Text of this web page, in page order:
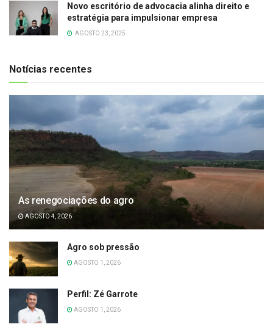
Novo escritório de advocacia alinha direito e
estratégia para impulsionar empresa
AGOSTO 23, 2025
Notícias recentes
As renegociações do agro
AGOSTO 4, 2026
Agro sob pressão
AGOSTO 1, 2026
Perfil: Zé Garrote
AGOSTO 1, 2026